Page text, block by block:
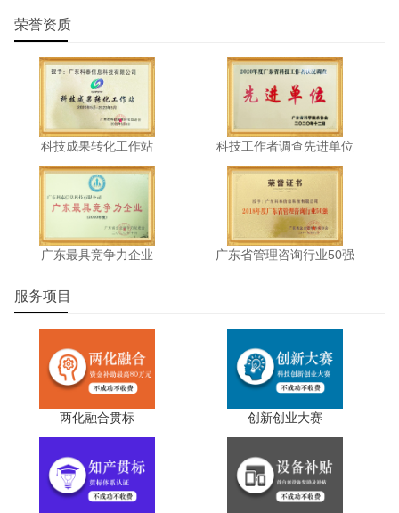
荣誉资质
科技成果转化工作站 科技工作者调查先进单位
广东最具竞争力企业 广东省管理咨询行业50强
服务项目
两化融合贯标 创新创业大赛